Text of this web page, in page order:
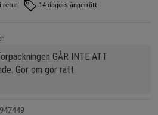
retur 14 dagars ångerrätt
GÅR INTE ATT
Gör om gör rätt